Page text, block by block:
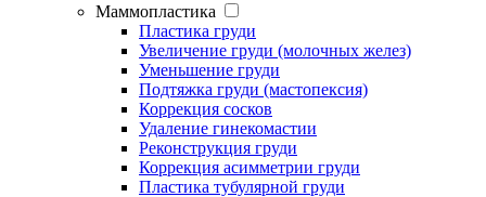
Маммопластика
Пластика груди
Увеличение груди (молочных желез)
Уменьшение груди
Подтяжка груди (мастопексия)
Коррекция сосков
Удаление гинекомастии
Реконструкция груди
Коррекция асимметрии груди
Пластика тубулярной груди